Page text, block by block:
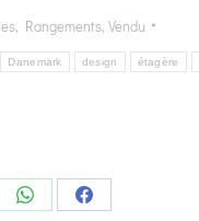
, Rangements, Vendu
Danemark design étagère
Share
Share